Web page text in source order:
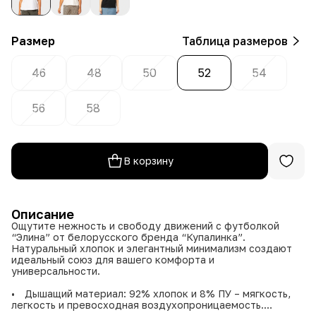
Размер Таблица размеров
46 48 50 52 54
56 58
В корзину
Описание
Ощутите нежность и свободу движений с футболкой
“Элина” от белорусского бренда “Купалинка”.
Натуральный хлопок и элегантный минимализм создают
идеальный союз для вашего комфорта и
универсальности.
• Дышащий материал: 92% хлопок и 8% ПУ – мягкость,
легкость и превосходная воздухопроницаемость.